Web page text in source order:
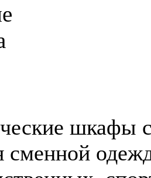
шкафы
сменной